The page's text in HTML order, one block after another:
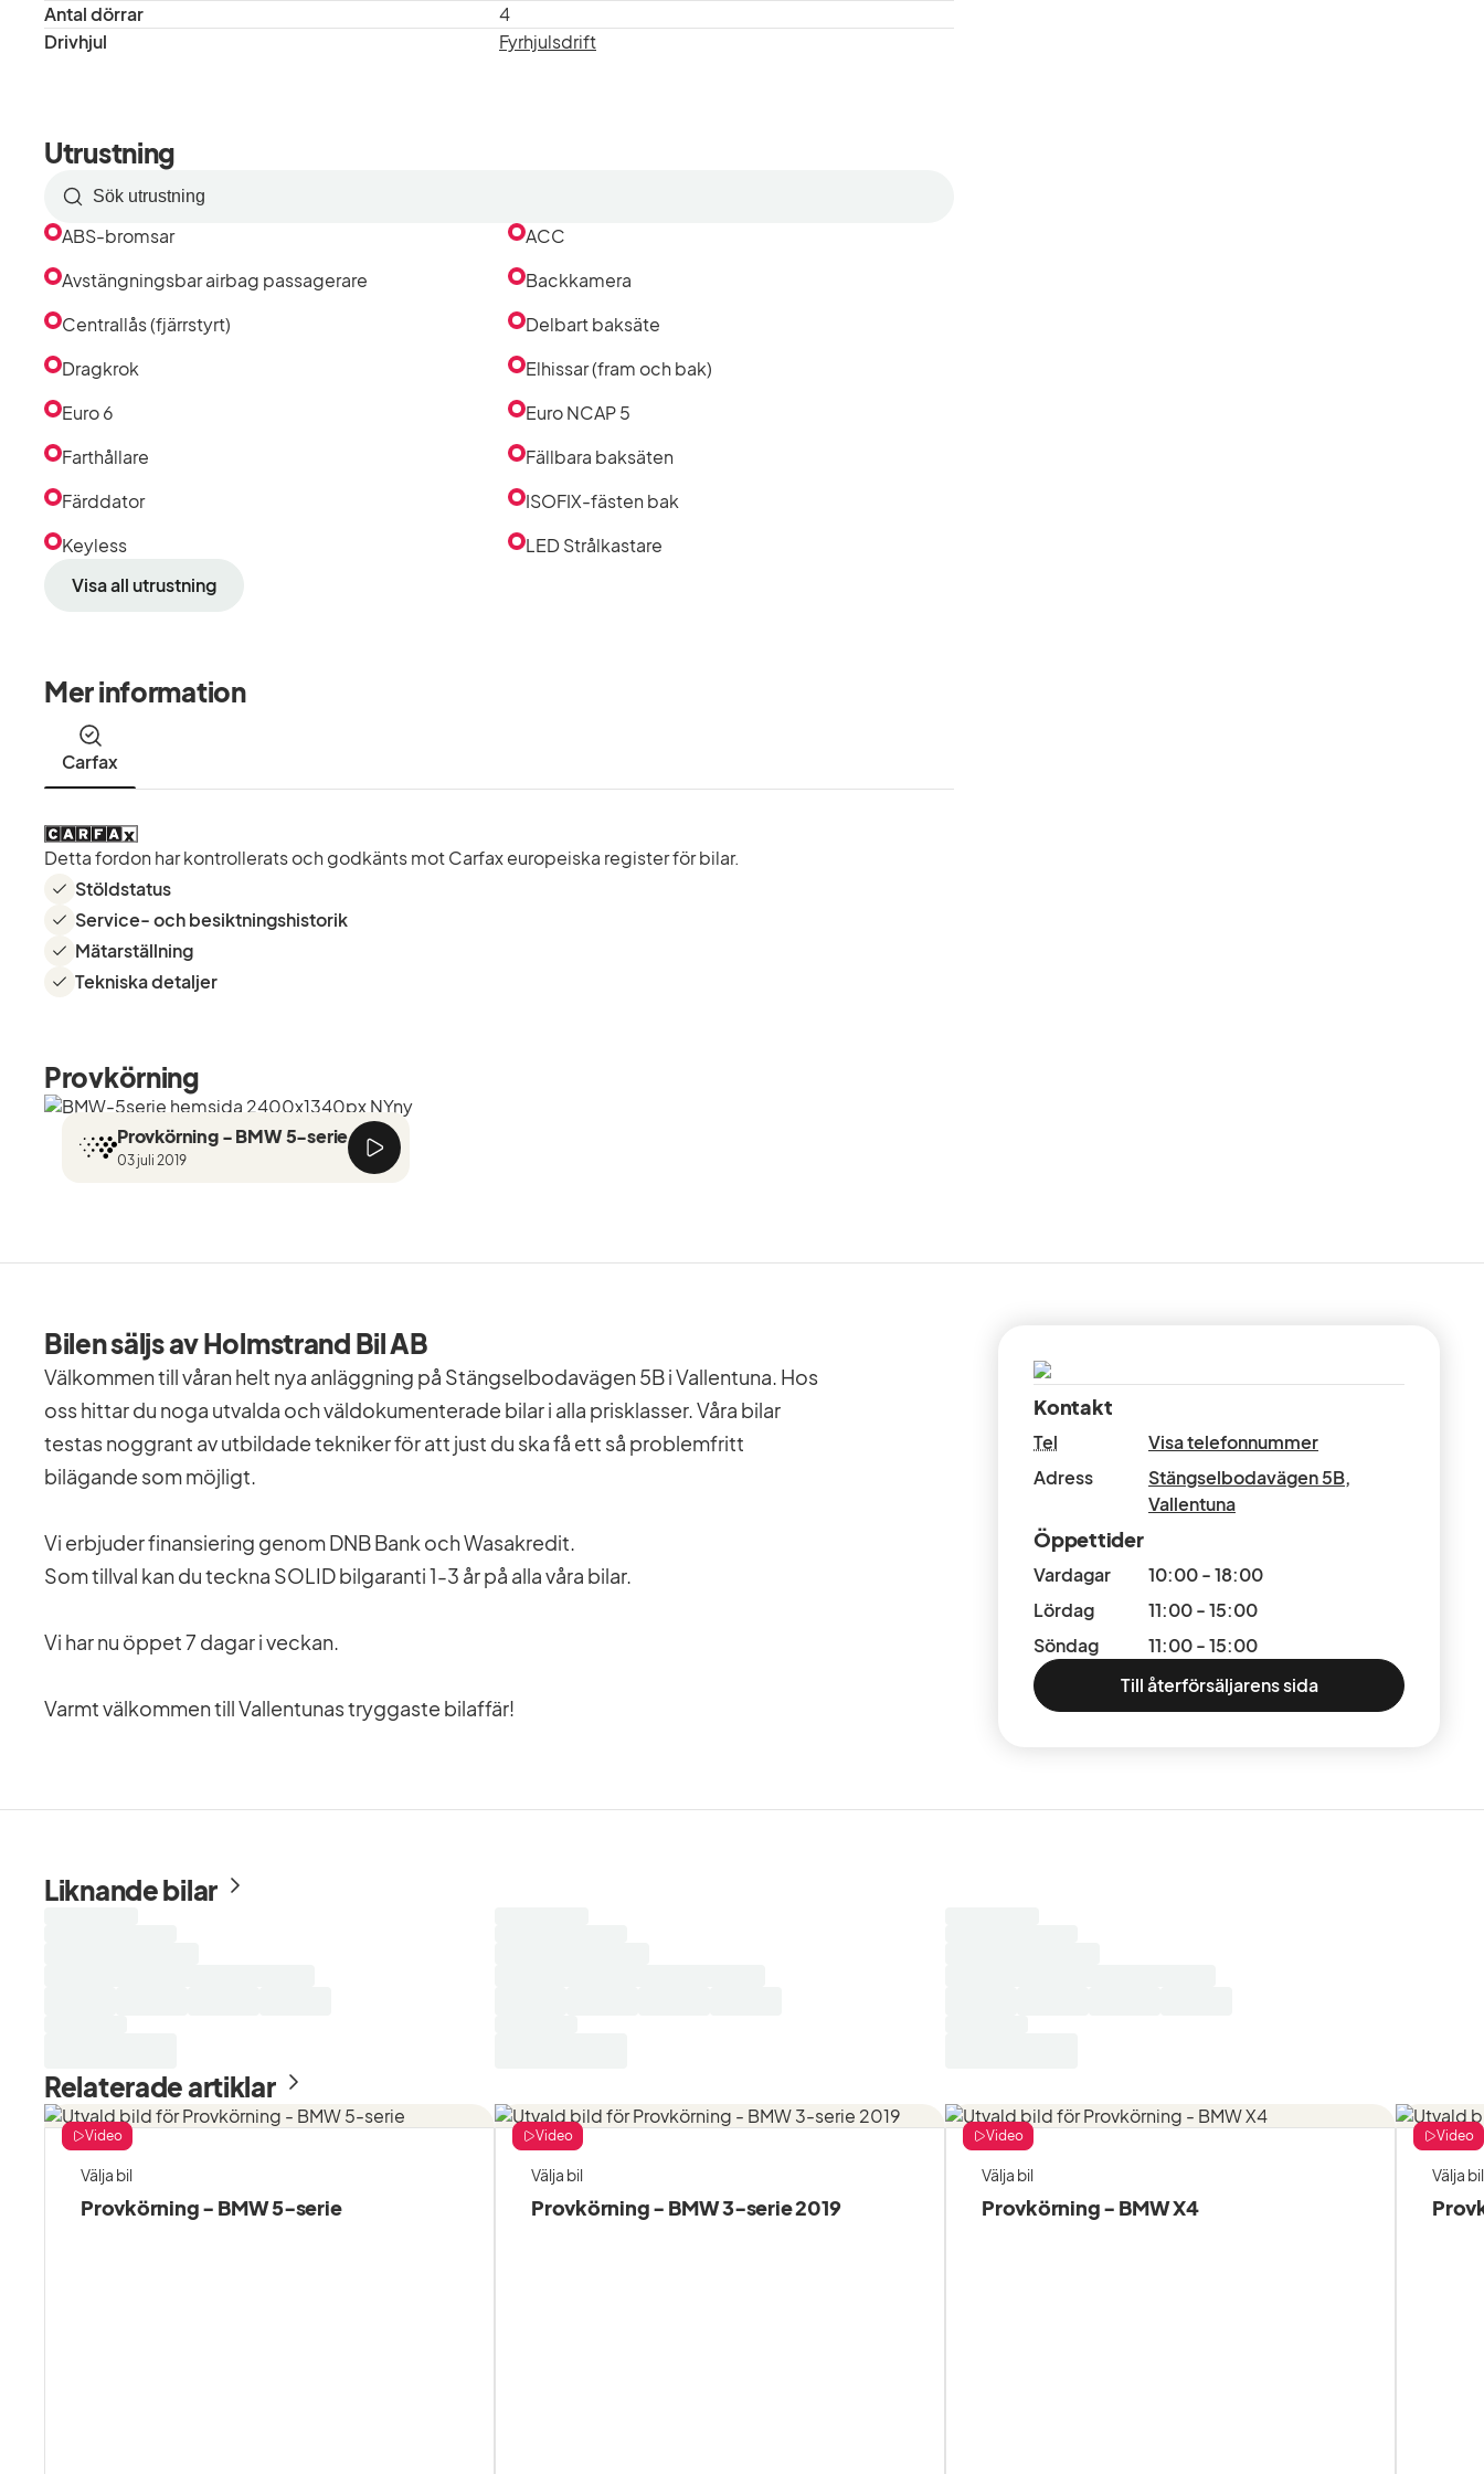
Antal dörrar
4
Drivhjul
Fyrhjulsdrift
Utrustning
Sök
efter
i
ABS-bromsar
ACC
Avstängningsbar airbag passagerare
Backkamera
Centrallås (fjärrstyrt)
Delbart baksäte
Dragkrok
Elhissar (fram och bak)
Euro 6
Euro NCAP 5
Farthållare
Fällbara baksäten
Färddator
ISOFIX-fästen bak
Keyless
LED Strålkastare
Visa all utrustning
Mer information
Carfax
Detta fordon har kontrollerats och godkänts mot Carfax europeiska register för bilar.
Stöldstatus
Service- och besiktningshistorik
Mätarställning
Tekniska detaljer
Provkörning
Provkörning - BMW 5-serie
03 juli 2019
Bilen säljs av Holmstrand Bil AB
Välkommen till våran helt nya anläggning på Stängselbodavägen 5B i Vallentuna. Hos
oss hittar du noga utvalda och väldokumenterade bilar i alla prisklasser. Våra bilar
testas noggrant av utbildade tekniker för att just du ska få ett så problemfritt
bilägande som möjligt.
Vi erbjuder finansiering genom DNB Bank och Wasakredit.
Som tillval kan du teckna SOLID bilgaranti 1-3 år på alla våra bilar.
Vi har nu öppet 7 dagar i veckan.
Varmt välkommen till Vallentunas tryggaste bilaffär!
Kontakt
Tel
Visa telefonnummer
Adress
Stängselbodavägen 5B,
Vallentuna
Öppettider
Vardagar
10:00 - 18:00
Lördag
11:00 - 15:00
Söndag
11:00 - 15:00
Till återförsäljarens sida
Liknande bilar
Relaterade artiklar
Välja bil
Provkörning - BMW 5-serie
Video
Välja bil
Provkörning - BMW 3-serie 2019
Video
Välja bil
Provkörning - BMW X4
Video
Välja bil
Video